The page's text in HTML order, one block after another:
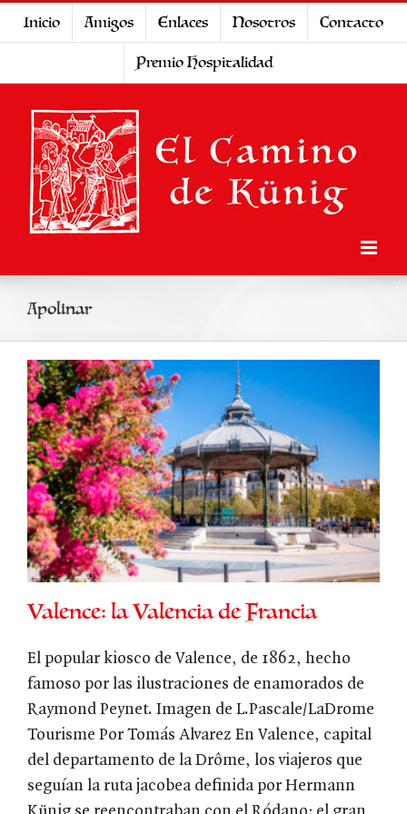
Inicio Amigos Enlaces Nosotros
Contacto
Premio Hospitalidad
Apolinar
Valence: la Valencia de Francia
El popular kiosco de Valence, de 1862, hecho
famoso por las ilustraciones de enamorados de
Raymond Peynet. Imagen de L.Pascale/LaDrome
Tourisme Por Tomás Alvarez En Valence, capital
del departamento de la Drôme, los viajeros que
seguían la ruta jacobea definida por Hermann